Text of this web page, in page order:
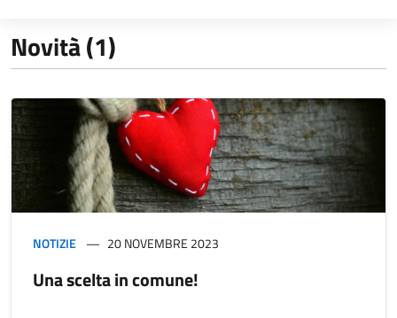
Novità (1)
NOTIZIE 20 NOVEMBRE 2023
Una scelta in comune!